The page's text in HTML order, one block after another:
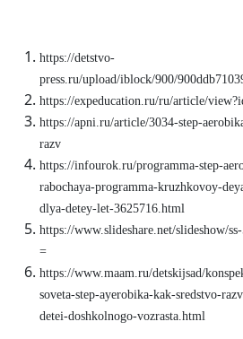
https://detstvo-
press.ru/upload/iblock/900/
https://expeducation.ru/ru/article/
https://apni.ru/article/3034-step-
razv
https://infourok.ru/programma-step-
rabochaya-programma-kruzhkovoy-
dlya-detey-let-3625716.html
https://www.slideshare.net/slideshow/
=
https://www.maam.ru/detskijsad/
soveta-step-ayerobika-kak-sredstvo-
detei-doshkolnogo-vozrasta.html